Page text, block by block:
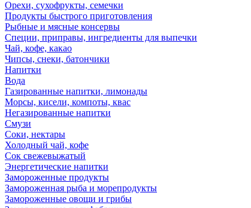
Орехи, сухофрукты, семечки
Продукты быстрого приготовления
Рыбные и мясные консервы
Специи, приправы, ингредиенты для выпечки
Чай, кофе, какао
Чипсы, снеки, батончики
Напитки
Вода
Газированные напитки, лимонады
Морсы, кисели, компоты, квас
Негазированные напитки
Смузи
Соки, нектары
Холодный чай, кофе
Сок свежевыжатый
Энергетические напитки
Замороженные продукты
Замороженная рыба и морепродукты
Замороженные овощи и грибы